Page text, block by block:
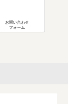
お問い合わせ
フォーム